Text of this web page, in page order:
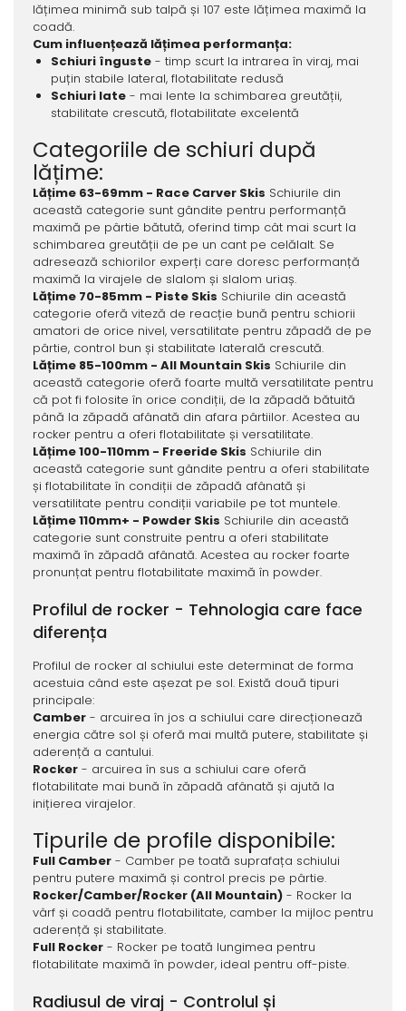
lățimea minimă sub talpă și 107 este lățimea maximă la
coadă.
Cum influențează lățimea performanța:
Schiuri înguste- timp scurt la intrarea în viraj, mai
puțin stabile lateral, flotabilitate redusă
Schiuri late- mai lente la schimbarea greutății,
stabilitate crescută, flotabilitate excelentă
Categoriile de schiuri după
lățime:
Lățime 63-69mm - Race Carver Skis Schiurile din
această categorie sunt gândite pentru performanță
maximă pe pârtie bătută, oferind timp cât mai scurt la
schimbarea greutății de pe un cant pe celălalt. Se
adresează schiorilor experți care doresc performanță
maximă la virajele de slalom și slalom uriaș.
Lățime 70-85mm - Piste Skis Schiurile din această
categorie oferă viteză de reacție bună pentru schiorii
amatori de orice nivel, versatilitate pentru zăpadă de pe
pârtie, control bun și stabilitate laterală crescută.
Lățime 85-100mm - All Mountain Skis Schiurile din
această categorie oferă foarte multă versatilitate pentru
că pot fi folosite în orice condiții, de la zăpadă bătuită
până la zăpadă afânată din afara pârtiilor. Acestea au
rocker pentru a oferi flotabilitate și versatilitate.
Lățime 100-110mm - Freeride Skis Schiurile din
această categorie sunt gândite pentru a oferi stabilitate
și flotabilitate în condiții de zăpadă afânată și
versatilitate pentru condiții variabile pe tot muntele.
Lățime 110mm+ - Powder Skis Schiurile din această
categorie sunt construite pentru a oferi stabilitate
maximă în zăpadă afânată. Acestea au rocker foarte
pronunțat pentru flotabilitate maximă în powder.
Profilul de rocker - Tehnologia care face
diferența
Profilul de rocker al schiului este determinat de forma
acestuia când este așezat pe sol. Există două tipuri
principale:
Camber- arcuirea în jos a schiului care direcționează
energia către sol și oferă mai multă putere, stabilitate și
aderență a cantului.
Rocker- arcuirea în sus a schiului care oferă
flotabilitate mai bună în zăpadă afânată și ajută la
inițierea virajelor.
Tipurile de profile disponibile:
Full Camber- Camber pe toată suprafața schiului
pentru putere maximă și control precis pe pârtie.
Rocker/Camber/Rocker (All Mountain)- Rocker la
vârf și coadă pentru flotabilitate, camber la mijloc pentru
aderență și stabilitate.
Full Rocker- Rocker pe toată lungimea pentru
flotabilitate maximă în powder, ideal pentru off-piste.
Radiusul de viraj - Controlul și